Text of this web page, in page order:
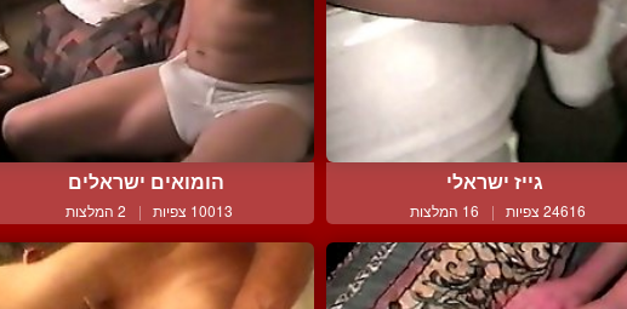
גייז ישראלי
24616 צפיות | 16 המלצות
הומואים ישראלים
10013 צפיות | 2 המלצות